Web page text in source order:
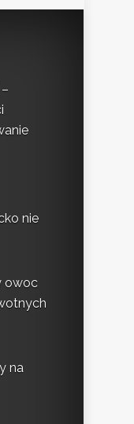
nie
owoc
na